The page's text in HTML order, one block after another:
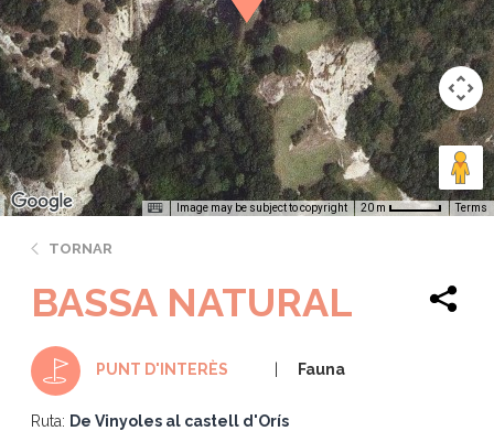
Image may be subject to copyright 20 m Terms
TORNAR
BASSA NATURAL
PUNT D'INTERÈS Fauna
Ruta: De Vinyoles al castell d'Orís